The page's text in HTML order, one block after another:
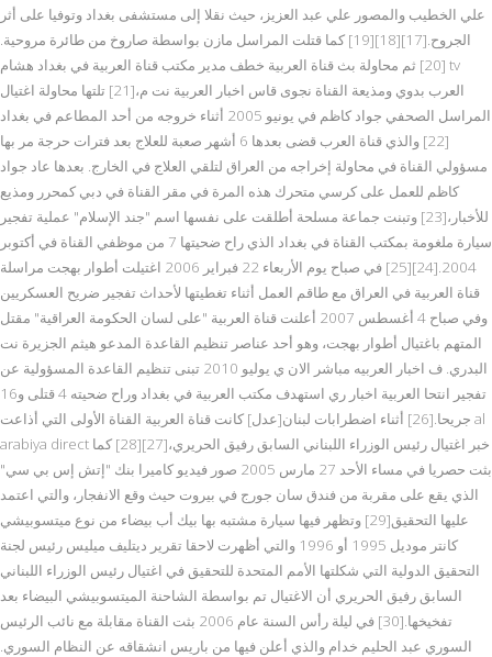
علي الخطيب والمصور علي عبد العزيز، حيث نقلا إلى مستشفى بغداد وتوفيا على أثر
الجروح.[17][18][19] كما قتلت المراسل مازن بواسطة صاروخ من طائرة مروحية.
[20] ثم محاولة بث قناة العربية خطف مدير مكتب قناة العربية في بغداد هشام tv
العرب بدوي ومذيعة القناة نجوى قاس اخبار العربية نت م،[21] تلتها محاولة اغتيال
المراسل الصحفي جواد كاظم في يونيو 2005 أثناء خروجه من أحد المطاعم في بغداد
[22] والذي قناة العرب قضى بعدها 6 أشهر صعبة للعلاج بعد فترات حرجة مر بها
مسؤولي القناة في محاولة إخراجه من العراق لتلقي العلاج في الخارج. بعدها عاد جواد
كاظم للعمل على كرسي متحرك هذه المرة في مقر القناة في دبي كمحرر ومذيع
للأخبار،[23] وتبنت جماعة مسلحة أطلقت على نفسها اسم "جند الإسلام" عملية تفجير
سيارة ملغومة بمكتب القناة في بغداد الذي راح ضحيتها 7 من موظفي القناة في أكتوبر
2004.[24][25] في صباح يوم الأربعاء 22 فبراير 2006 اغتيلت أطوار بهجت مراسلة
قناة العربية في العراق مع طاقم العمل أثناء تغطيتها لأحداث تفجير ضريح العسكريين
وفي صباح 4 أغسطس 2007 أعلنت قناة العربية "على لسان الحكومة العراقية" مقتل
المتهم باغتيال أطوار بهجت، وهو أحد عناصر تنظيم القاعدة المدعو هيثم الجزيرة نت
البدري. ف اخبار العربيه مباشر الان ي يوليو 2010 تبنى تنظيم القاعدة المسؤولية عن
تفجير انتحا العربية اخبار ري استهدف مكتب العربية في بغداد وراح ضحيته 4 قتلى و16
جريحا.[26] أثناء اضطرابات لبنان[عدل] كانت قناة العربية القناة الأولى التي أذاعت al
arabiya direct خبر اغتيال رئيس الوزراء اللبناني السابق رفيق الحريري،[27][28] كما
بثت حصريا في مساء الأحد 27 مارس 2005 صور فيديو كاميرا بنك "إتش إس بي سي"
الذي يقع على مقربة من فندق سان جورج في بيروت حيث وقع الانفجار، والتي اعتمد
عليها التحقيق[29] وتظهر فيها سيارة مشتبه بها بيك أب بيضاء من نوع ميتسوبيشي
كانتر موديل 1995 أو 1996 والتي أظهرت لاحقا تقرير ديتليف ميليس رئيس لجنة
التحقيق الدولية التي شكلتها الأمم المتحدة للتحقيق في اغتيال رئيس الوزراء اللبناني
السابق رفيق الحريري أن الاغتيال تم بواسطة الشاحنة الميتسوبيشي البيضاء بعد
تفخيخها.[30] في ليلة رأس السنة عام 2006 بثت القناة مقابلة مع نائب الرئيس
السوري عبد الحليم خدام والذي أعلن فيها من باريس انشقاقه عن النظام السوري.